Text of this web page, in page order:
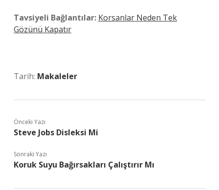
Tavsiyeli Bağlantılar: Korsanlar Neden Tek
Gözünü Kapatır
Tarih: Makaleler
Önceki Yazı
Steve Jobs Disleksi Mi
Sonraki Yazı
Koruk Suyu Bağırsakları Çalıştırır Mı